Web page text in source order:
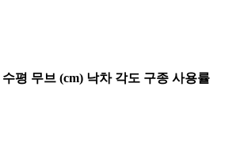
수평 무브 (cm) 낙차 각도 구종 사용률